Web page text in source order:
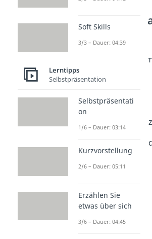
Weitere
Lerntipps
Rund ums Lernen
Wie lernt man
Lernstrategien
Lernmethoden
Dauer: 03:25
Latein oder
Feynman-
Dauer: 04:06
Soft Skills
3/3 – Dauer: 04:39
Lerntipps
Selbstpräsentation
Selbstpräsentati
on
1/6 – Dauer: 03:14
Kurzvorstellung
2/6 – Dauer: 05:11
Erzählen Sie
etwas über sich
3/6 – Dauer: 04:45